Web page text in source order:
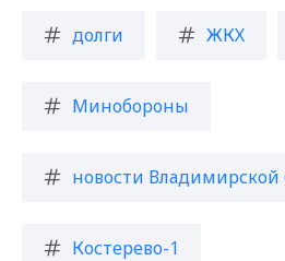
долги ЖКХ
Минобороны
новости Владимирской
Костерево-1